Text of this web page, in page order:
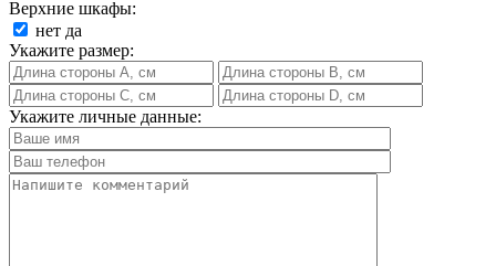
Верхние шкафы:
нет да
Укажите размер:
Укажите личные данные: